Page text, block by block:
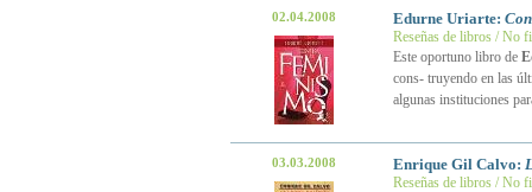
02.04.2008 Edurne Uriarte:
Reseñas de libros / No
Este oportuno libro de
cons- truyendo en las
algunas instituciones
03.03.2008 Enrique Gil Calvo:
Reseñas de libros / No